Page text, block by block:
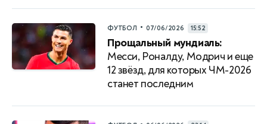
ФУТБОЛ • 07/06/2026 15:52
Прощальный мундиаль:
Месси, Роналду, Модрич и еще
12 звёзд, для которых ЧМ-2026
станет последним